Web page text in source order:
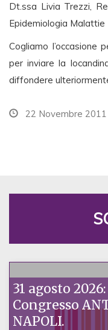
Dt.ssa Livia Trezzi,
Epidemiologia
Cogliamo l’occasione
per inviare la
diffondere
22 Novembre 2011
31 agosto
Congresso
NAPOLI.